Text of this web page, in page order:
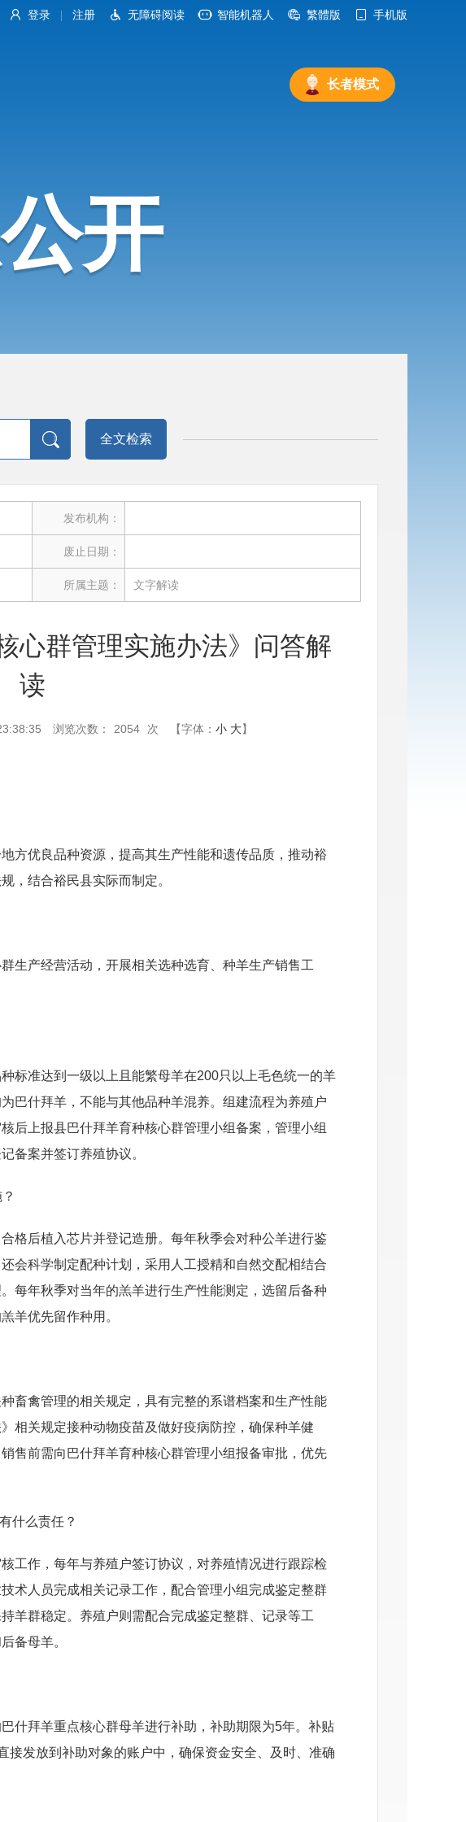
登录 注册 无障碍阅读 智能机器人 繁體版 手机版
长者模式
开
全文检索
发布机构：
废止日期：
所属主题： 文字解读
心群管理实施办法》问答解
读
浏览次数： 2054 次 【字体： 小 大】
方优良品种资源，提高其生产性能和遗传品质，推动裕
，结合裕民县实际而制定。
生产经营活动，开展相关选种选育、种羊生产销售工
标准达到一级以上且能繁母羊在200只以上毛色统一的羊
巴什拜羊，不能与其他品种羊混养。组建流程为养殖户
后上报县巴什拜羊育种核心群管理小组备案，管理小组
备案并签订养殖协议。
格后植入芯片并登记造册。每年秋季会对种公羊进行鉴
会科学制定配种计划，采用人工授精和自然交配相结合
每年秋季对当年的羔羊进行生产性能测定，选留后备种
羊优先留作种用。
畜禽管理的相关规定，具有完整的系谱档案和生产性能
相关规定接种动物疫苗及做好疫病防控，确保种羊健
售前需向巴什拜羊育种核心群管理小组报备审批，优先
什么责任？
工作，每年与养殖户签订协议，对养殖情况进行跟踪检
术人员完成相关记录工作，配合管理小组完成鉴定整群
羊群稳定。养殖户则需配合完成鉴定整群、记录等工
备母羊。
什拜羊重点核心群母羊进行补助，补助期限为5年。补贴
接发放到补助对象的账户中，确保资金安全、及时、准确